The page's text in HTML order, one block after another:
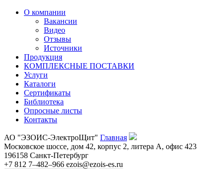
О компании
Вакансии
Видео
Отзывы
Источники
Продукция
КОМПЛЕКСНЫЕ ПОСТАВКИ
Услуги
Каталоги
Сертификаты
Библиотека
Опросные листы
Контакты
АО "ЭЗОИС-ЭлектроЩит" Главная
Московское шоссе, дом 42, корпус 2, литера А, офис 423
196158 Санкт-Петербург
+7 812 7–482–966 ezois@ezois-es.ru